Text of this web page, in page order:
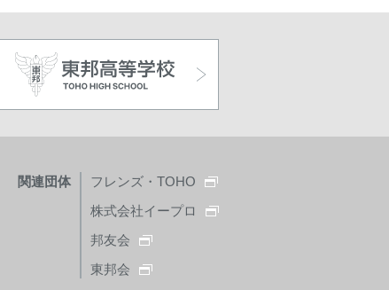
関連団体
フレンズ・TOHO
株式会社イープロ
邦友会
東邦会